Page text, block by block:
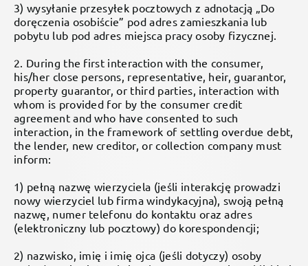
3) wysyłanie przesyłek pocztowych z adnotacją „Do
doręczenia osobiście” pod adres zamieszkania lub
pobytu lub pod adres miejsca pracy osoby fizycznej.
2. During the first interaction with the consumer,
his/her close persons, representative, heir, guarantor,
property guarantor, or third parties, interaction with
whom is provided for by the consumer credit
agreement and who have consented to such
interaction, in the framework of settling overdue debt,
the lender, new creditor, or collection company must
inform:
1) pełną nazwę wierzyciela (jeśli interakcję prowadzi
nowy wierzyciel lub firma windykacyjna), swoją pełną
nazwę, numer telefonu do kontaktu oraz adres
(elektroniczny lub pocztowy) do korespondencji;
2) nazwisko, imię i imię ojca (jeśli dotyczy) osoby